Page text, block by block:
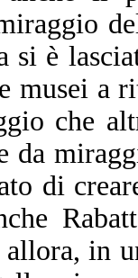
si è
musei
che
da
di
in